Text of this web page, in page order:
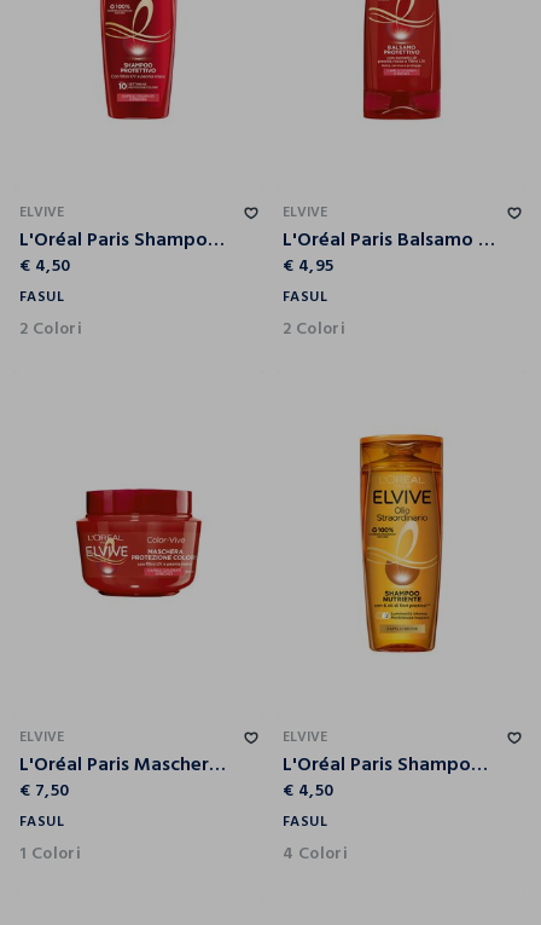
ELVIVE
L'Oréal Paris Shampoo Elvive Color-Vive, Per Capelli Colorati o con Mèches, 250 ml.
€ 4,50
FASUL
2 Colori
ELVIVE
L'Oréal Paris Balsamo Elvive Color-Vive, Per Capelli Colorati o con Mèches, 200 ml
€ 4,95
FASUL
2 Colori
ELVIVE
L'Oréal Paris Maschera Capelli Elvive Color-Vive, Per Capelli Colorati o con Mèches, 300 ml.
€ 7,50
FASUL
1 Colori
ELVIVE
L'Oréal Paris Shampoo Elvive Olio Straordinario, Azione Nutriente per Capelli Secchi, 250 ml.
€ 4,50
FASUL
4 Colori